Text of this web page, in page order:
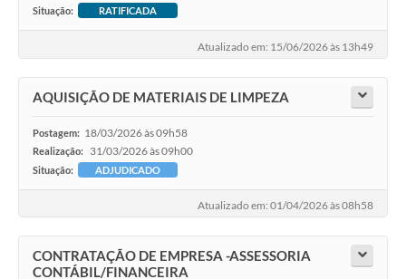
Situação: RATIFICADA
Atualizado em: 15/06/2026 às 13h49
AQUISIÇÃO DE MATERIAIS DE LIMPEZA
Postagem: 18/03/2026 às 09h58
Realização: 31/03/2026 às 09h00
Situação: ADJUDICADO
Atualizado em: 01/04/2026 às 08h58
CONTRATAÇÃO DE EMPRESA -ASSESSORIA
CONTÁBIL/FINANCEIRA